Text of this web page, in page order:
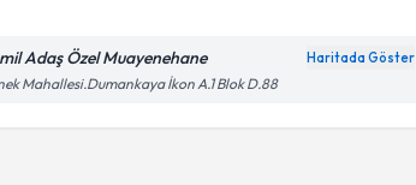
Adaş Özel Muayenehane Haritada Göster
Mahallesi.Dumankaya İkon A.1 Blok D.88